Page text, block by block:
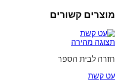
מוצרים קשורים
תצוגה מהירה
חזרה לבית הספר
עט קשת